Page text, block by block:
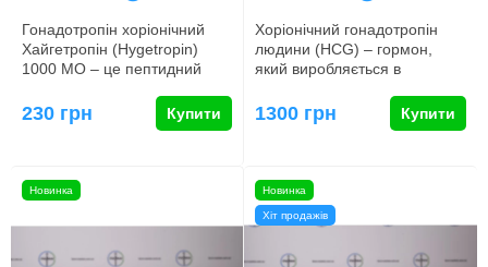
Гонадотропін хоріонічний
Хайгетропін (Hygetropin)
1000 МО – це пептидний
230 грн Купити
Хоріонічний гонадотропін
людини (HCG) – гормон,
який виробляється в
вагітнос…
1300 грн Купити
Новинка Новинка
Хіт продажів